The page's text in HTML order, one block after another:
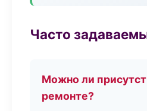
Часто
Можно ли
ремонте?